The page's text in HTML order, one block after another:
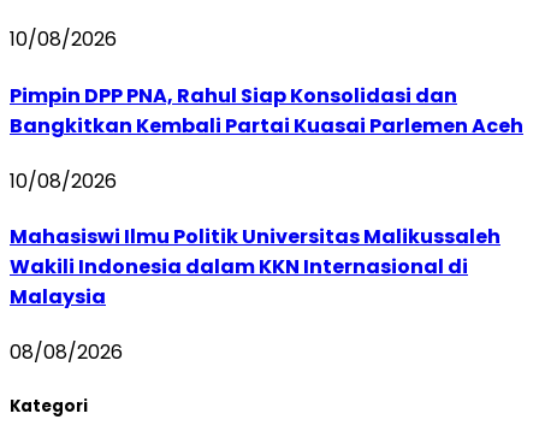
10/08/2026
Pimpin DPP PNA, Rahul Siap Konsolidasi dan
Bangkitkan Kembali Partai Kuasai Parlemen Aceh
10/08/2026
Mahasiswi Ilmu Politik Universitas Malikussaleh
Wakili Indonesia dalam KKN Internasional di
Malaysia
08/08/2026
Kategori